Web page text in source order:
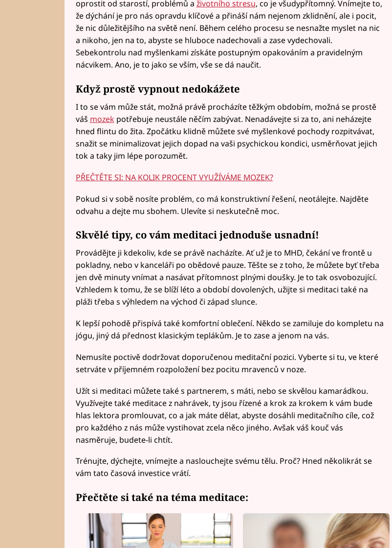
oprostit od starostí, problémů a životního stresu, co je všudypřítomný. Vnímejte to,
že dýchání je pro nás opravdu klíčové a přináší nám nejenom zklidnění, ale i pocit,
že nic důležitějšího na světě není. Během celého procesu se nesnažte myslet na nic
a nikoho, jen na to, abyste se hluboce nadechovali a zase vydechovali.
Sebekontrolu nad myšlenkami získáte postupným opakováním a pravidelným
nácvikem. Ano, je to jako se vším, vše se dá naučit.
Když prostě vypnout nedokážete
I to se vám může stát, možná právě procházíte těžkým obdobím, možná se prostě
váš mozek potřebuje neustále něčím zabývat. Nenadávejte si za to, ani neházejte
hned flintu do žita. Zpočátku klidně můžete své myšlenkové pochody rozpitvávat,
snažit se minimalizovat jejich dopad na vaši psychickou kondici, usměrňovat jejich
tok a taky jim lépe porozumět.
PŘEČTĚTE SI: NA KOLIK PROCENT VYUŽÍVÁME MOZEK?
Pokud si v sobě nosíte problém, co má konstruktivní řešení, neotálejte. Najděte
odvahu a dejte mu sbohem. Ulevíte si neskutečně moc.
Skvělé tipy, co vám meditaci jednoduše usnadní!
Provádějte ji kdekoliv, kde se právě nacházíte. Ať už je to MHD, čekání ve frontě u
pokladny, nebo v kanceláři po obědové pauze. Těšte se z toho, že můžete byť třeba
jen dvě minuty vnímat a nasávat přítomnost plnými doušky. Je to tak osvobozující.
Vzhledem k tomu, že se blíží léto a období dovolených, užijte si meditaci také na
pláži třeba s výhledem na východ či západ slunce.
K lepší pohodě přispívá také komfortní oblečení. Někdo se zamiluje do kompletu na
jógu, jiný dá přednost klasickým teplákům. Je to zase a jenom na vás.
Nemusíte poctivě dodržovat doporučenou meditační pozici. Vyberte si tu, ve které
setrváte v příjemném rozpoložení bez pocitu mravenců v noze.
Užít si meditaci můžete také s partnerem, s máti, nebo se skvělou kamarádkou.
Využívejte také meditace z nahrávek, ty jsou řízené a krok za krokem k vám bude
hlas lektora promlouvat, co a jak máte dělat, abyste dosáhli meditačního cíle, což
pro každého z nás může vystihovat zcela něco jiného. Avšak váš kouč vás
nasměruje, budete-li chtít.
Trénujte, dýchejte, vnímejte a naslouchejte svému tělu. Proč? Hned několikrát se
vám tato časová investice vrátí.
Přečtěte si také na téma meditace: